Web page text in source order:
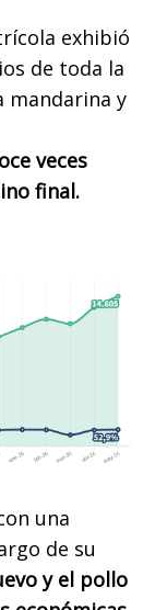
exhibió
de toda la
mandarina y
veces
final.
una
de su
y el pollo